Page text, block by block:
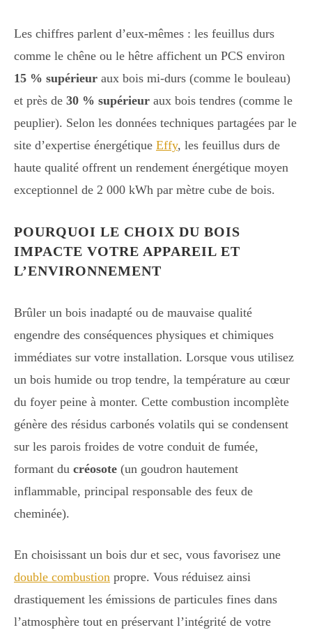
Les chiffres parlent d’eux-mêmes : les feuillus durs
comme le chêne ou le hêtre affichent un PCS environ
15 % supérieur aux bois mi-durs (comme le bouleau)
et près de 30 % supérieur aux bois tendres (comme le
peuplier). Selon les données techniques partagées par le
site d’expertise énergétique Effy, les feuillus durs de
haute qualité offrent un rendement énergétique moyen
exceptionnel de 2 000 kWh par mètre cube de bois.
POURQUOI LE CHOIX DU BOIS
IMPACTE VOTRE APPAREIL ET
L’ENVIRONNEMENT
Brûler un bois inadapté ou de mauvaise qualité
engendre des conséquences physiques et chimiques
immédiates sur votre installation. Lorsque vous utilisez
un bois humide ou trop tendre, la température au cœur
du foyer peine à monter. Cette combustion incomplète
génère des résidus carbonés volatils qui se condensent
sur les parois froides de votre conduit de fumée,
formant du créosote (un goudron hautement
inflammable, principal responsable des feux de
cheminée).
En choisissant un bois dur et sec, vous favorisez une
double combustion propre. Vous réduisez ainsi
drastiquement les émissions de particules fines dans
l’atmosphère tout en préservant l’intégrité de votre